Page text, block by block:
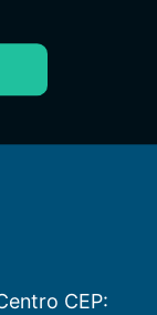
CEP: